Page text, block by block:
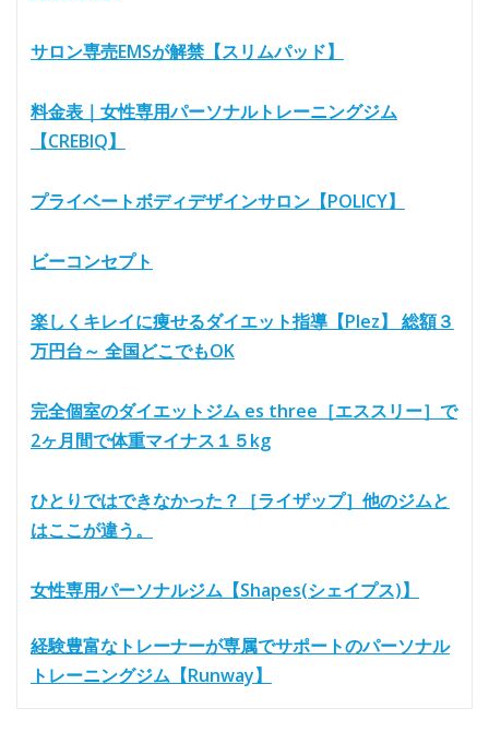
サロン専売EMSが解禁【スリムパッド】
料金表｜女性専用パーソナルトレーニングジム
【CREBIQ】
プライベートボディデザインサロン【POLICY】
ビーコンセプト
楽しくキレイに痩せるダイエット指導【Plez】 総額３
万円台～ 全国どこでもOK
完全個室のダイエットジム es three［エススリー］で
2ヶ月間で体重マイナス１５kg
ひとりではできなかった？［ライザップ］他のジムと
はここが違う。
女性専用パーソナルジム【Shapes(シェイプス)】
経験豊富なトレーナーが専属でサポートのパーソナル
トレーニングジム【Runway】